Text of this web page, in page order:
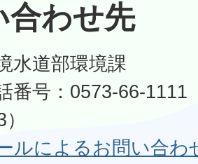
合わせ先
水道部環境課
番号：0573-66-1111
ルによるお問い合わ